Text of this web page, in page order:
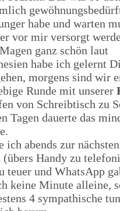
habe und warten
vor mir versorgt
ganz schön laut
habe ich gelernt
morgens sind wir
Runde mit unserer
von Schreibtisch zu
Tagen dauerte das
ich abends zur
(übers Handy zu
teuer und WhatsApp
keine Minute alleine,
4 sympathische